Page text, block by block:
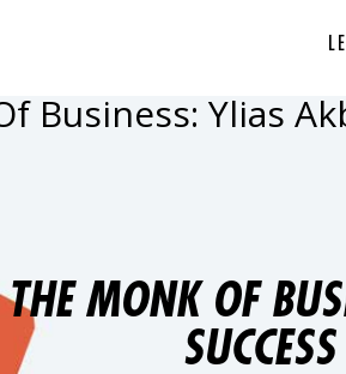
Business: Ylias
THE MONK OF